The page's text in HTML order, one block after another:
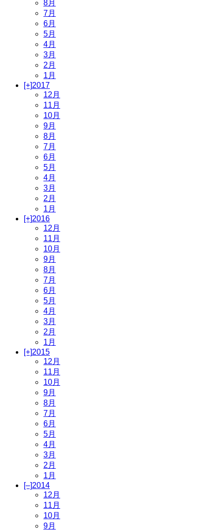
8月
7月
6月
5月
4月
3月
2月
1月
[+]2017
12月
11月
10月
9月
8月
7月
6月
5月
4月
3月
2月
1月
[+]2016
12月
11月
10月
9月
8月
7月
6月
5月
4月
3月
2月
1月
[+]2015
12月
11月
10月
9月
8月
7月
6月
5月
4月
3月
2月
1月
[–]2014
12月
11月
10月
9月